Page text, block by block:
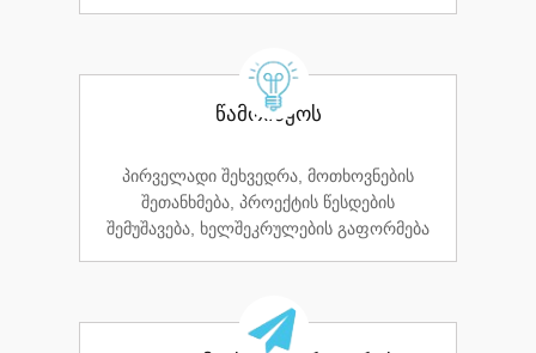
წამოიწყოს
პირველადი შეხვედრა, მოთხოვნების
შეთანხმება, პროექტის წესდების
შემუშავება, ხელშეკრულების გაფორმება